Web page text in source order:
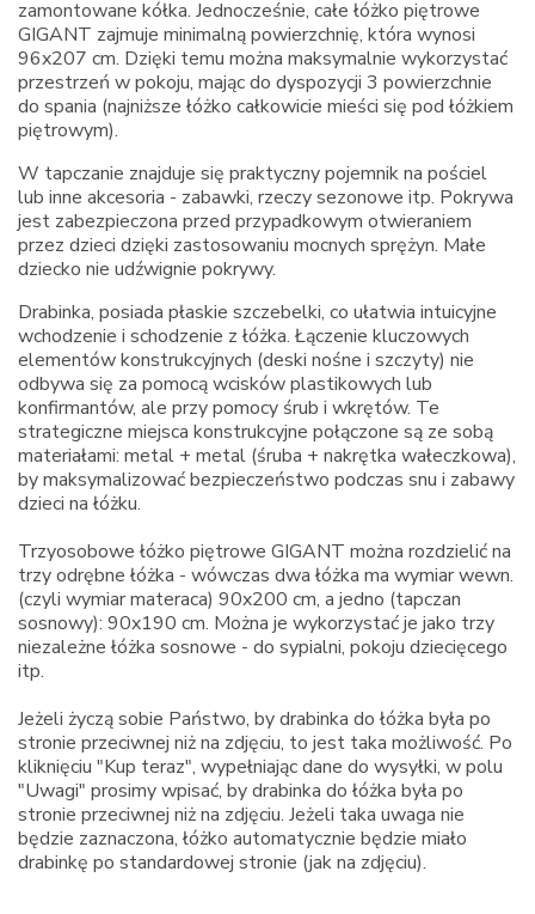
zamontowane kółka. Jednocześnie, całe łóżko piętrowe
GIGANT zajmuje minimalną powierzchnię, która wynosi
96x207 cm. Dzięki temu można maksymalnie wykorzystać
przestrzeń w pokoju, mając do dyspozycji 3 powierzchnie
do spania (najniższe łóżko całkowicie mieści się pod łóżkiem
piętrowym).
W tapczanie znajduje się praktyczny pojemnik na pościel
lub inne akcesoria - zabawki, rzeczy sezonowe itp. Pokrywa
jest zabezpieczona przed przypadkowym otwieraniem
przez dzieci dzięki zastosowaniu mocnych sprężyn. Małe
dziecko nie udźwignie pokrywy.
Drabinka, posiada płaskie szczebelki, co ułatwia intuicyjne
wchodzenie i schodzenie z łóżka. Łączenie kluczowych
elementów konstrukcyjnych (deski nośne i szczyty) nie
odbywa się za pomocą wcisków plastikowych lub
konfirmantów, ale przy pomocy śrub i wkrętów. Te
strategiczne miejsca konstrukcyjne połączone są ze sobą
materiałami: metal + metal (śruba + nakrętka wałeczkowa),
by maksymalizować bezpieczeństwo podczas snu i zabawy
dzieci na łóżku.
Trzyosobowe łóżko piętrowe GIGANT można rozdzielić na
trzy odrębne łóżka - wówczas dwa łóżka ma wymiar wewn.
(czyli wymiar materaca) 90x200 cm, a jedno (tapczan
sosnowy): 90x190 cm. Można je wykorzystać je jako trzy
niezależne łóżka sosnowe - do sypialni, pokoju dziecięcego
itp.
Jeżeli życzą sobie Państwo, by drabinka do łóżka była po
stronie przeciwnej niż na zdjęciu, to jest taka możliwość. Po
kliknięciu "Kup teraz", wypełniając dane do wysyłki, w polu
"Uwagi" prosimy wpisać, by drabinka do łóżka była po
stronie przeciwnej niż na zdjęciu. Jeżeli taka uwaga nie
będzie zaznaczona, łóżko automatycznie będzie miało
drabinkę po standardowej stronie (jak na zdjęciu).